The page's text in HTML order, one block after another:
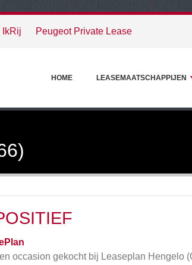
IkRij Peugeot Private Lease
HOME LEASEMAATSCHAPPIJEN
occasion gekocht bij Leaseplan Hengelo